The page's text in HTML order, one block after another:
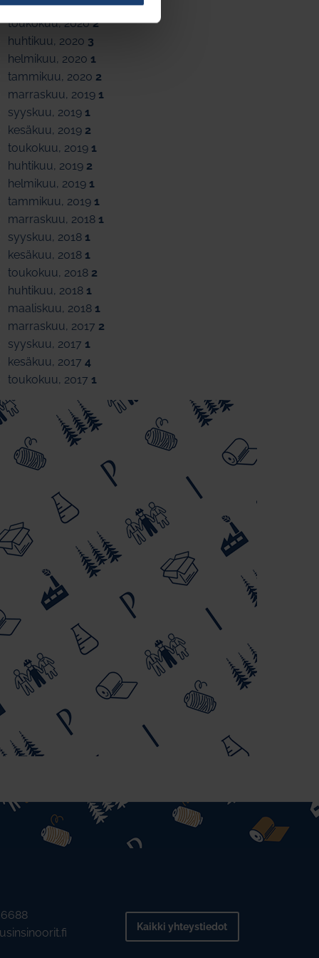
kesäkuu, 20201
toukokuu, 20202
huhtikuu, 2020 3
helmikuu, 2020 1
tammikuu, 2020 2
marraskuu, 2019 1
syyskuu, 2019 1
kesäkuu, 2019 2
toukokuu, 2019 1
huhtikuu, 2019 2
helmikuu, 2019 1
tammikuu, 2019 1
marraskuu, 2018 1
syyskuu, 2018 1
kesäkuu, 2018 1
toukokuu, 2018 2
huhtikuu, 2018 1
maaliskuu, 2018 1
marraskuu, 2017 2
syyskuu, 2017 1
kesäkuu, 20174
toukokuu, 2017 1
6688
Kaikki yhteystiedot